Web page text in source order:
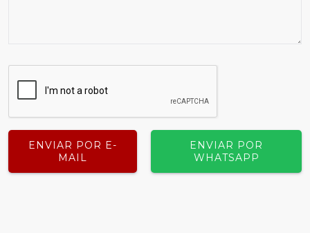
ENVIAR POR E-
MAIL
ENVIAR POR
WHATSAPP